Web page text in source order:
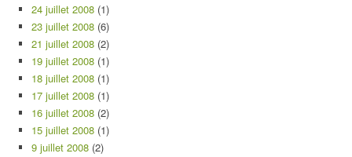
24 juillet 2008 (1)
23 juillet 2008 (6)
21 juillet 2008 (2)
19 juillet 2008 (1)
18 juillet 2008 (1)
17 juillet 2008 (1)
16 juillet 2008 (2)
15 juillet 2008 (1)
9 juillet 2008 (2)